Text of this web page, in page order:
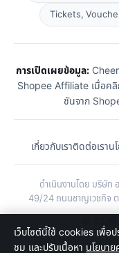
Tickets,
การเปิดเผยข้อมูล:
Shopee Affiliate เมื่อคลิ
ชันจาก
เกี่ยวกับเราติดต่อเราน
ดำเนินงานโดย บริษัท
49/24 ถนนชาญเวชกิจ
เว็บไซต์นี้ใช้ cookies เพื่อ
ชม และปรับเนื้อหา นโยบา